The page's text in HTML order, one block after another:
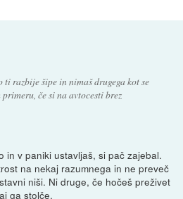
razbije šipe in nimaš drugega kot se
če si na avtocesti brez
in v paniki ustavljaš, si pač zajebal.
na nekaj razumnega in ne preveč
niši. Ni druge, če hočeš preživet
ga stolče.